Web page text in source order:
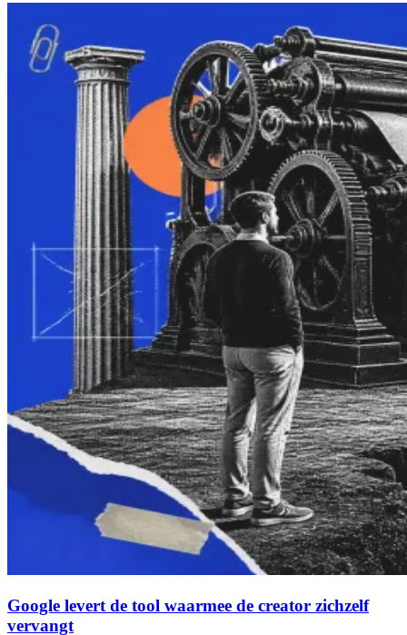
Google levert de tool waarmee de creator zichzelf
vervangt